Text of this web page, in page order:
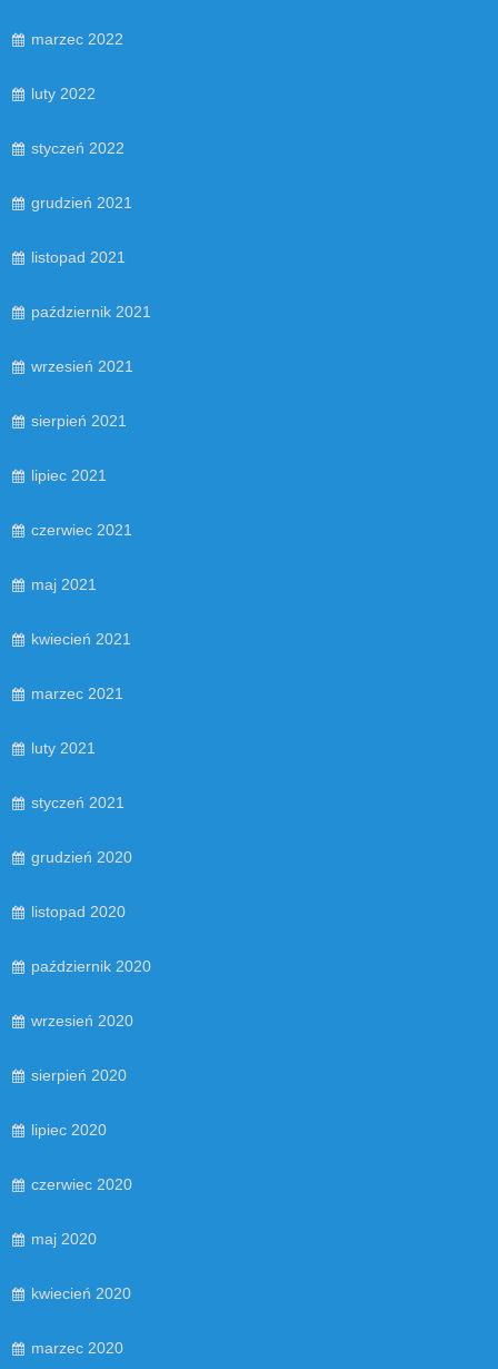
marzec 2022
luty 2022
styczeń 2022
grudzień 2021
listopad 2021
październik 2021
wrzesień 2021
sierpień 2021
lipiec 2021
czerwiec 2021
maj 2021
kwiecień 2021
marzec 2021
luty 2021
styczeń 2021
grudzień 2020
listopad 2020
październik 2020
wrzesień 2020
sierpień 2020
lipiec 2020
czerwiec 2020
maj 2020
kwiecień 2020
marzec 2020